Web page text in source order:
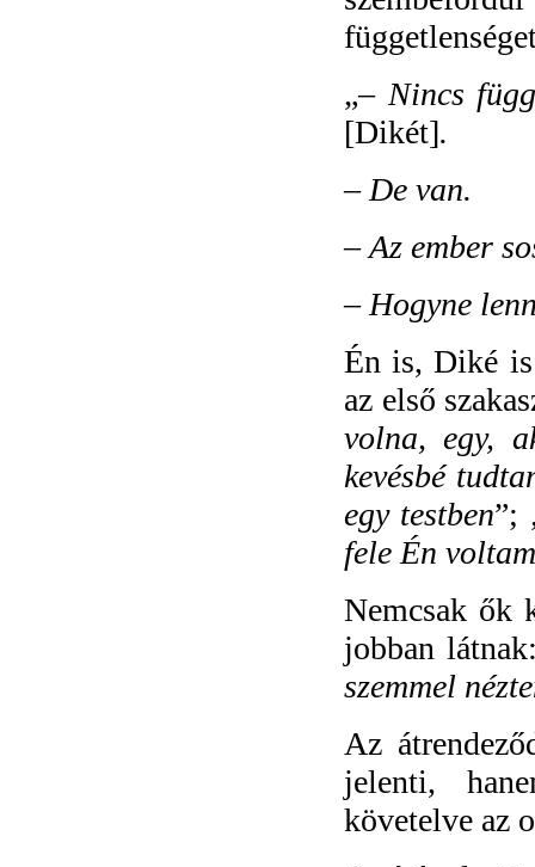
„–Nincs
[Dikét].
–De van.
–Az ember
–Hogyne
Én is, Diké
az első
volna, egy,
kevésbé
egy testben”;
fele Én
Nemcsak ők
jobban
szemmel
Az
jelenti,
követelve az